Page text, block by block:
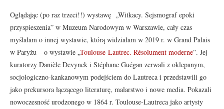
Oglądając (po raz trzeci!!) wystawę „Witkacy. Sejsmograf epoki
przyspieszenia” w Muzeum Narodowym w Warszawie, cały czas
myślałam o innej wystawie, którą widziałam w 2019 r. w Grand Palais
w Paryżu – o wystawie „Toulouse-Lautrec. Résolument moderne”. Jej
kuratorzy Danièle Devynck i Stéphane Guégan zerwali z oklepanym,
socjologiczno-kankanowym podejściem do Lautreca i przedstawili go
jako prekursora łączącego literaturę, malarstwo i nowe media. Pokazali
nowoczesność urodzonego w 1864 r. Toulouse-Lautreca jako artysty